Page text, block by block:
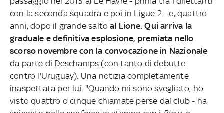
con la seconda squadra e poi in Ligue 2 - e, quattro
anni, dopo il grande saltoal Lione. Qui arriva la
graduale e definitiva esplosione, premiata nello
scorso novembre con la convocazione in Nazionale
da parte di Deschamps (con tanto di debutto
contro l'Uruguay). Una notizia completamente
inaspettata per lui. "Quando mi sono svegliato, ho
visto quattro o cinque chiamate perse dal club - ha